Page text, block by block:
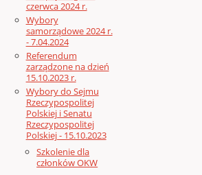
czerwca 2024 r.
Wybory
samorządowe 2024 r.
- 7.04.2024
Referendum
zarządzone na dzień
15.10.2023 r.
Wybory do Sejmu
Rzeczypospolitej
Polskiej i Senatu
Rzeczypospolitej
Polskiej - 15.10.2023
Szkolenie dla
członków OKW